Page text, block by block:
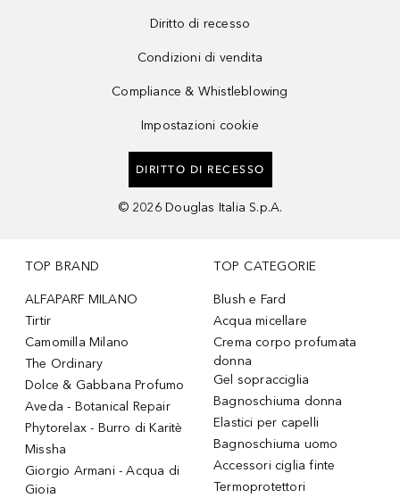
Diritto di recesso
Condizioni di vendita
Compliance & Whistleblowing
Impostazioni cookie
DIRITTO DI RECESSO
© 2026 Douglas Italia S.p.A.
TOP BRAND
ALFAPARF MILANO
Tirtir
Camomilla Milano
The Ordinary
Dolce & Gabbana Profumo
Aveda - Botanical Repair
Phytorelax - Burro di Karitè
Missha
Giorgio Armani - Acqua di
Gioia
TOP CATEGORIE
Blush e Fard
Acqua micellare
Crema corpo profumata
donna
Gel sopracciglia
Bagnoschiuma donna
Elastici per capelli
Bagnoschiuma uomo
Accessori ciglia finte
Termoprotettori